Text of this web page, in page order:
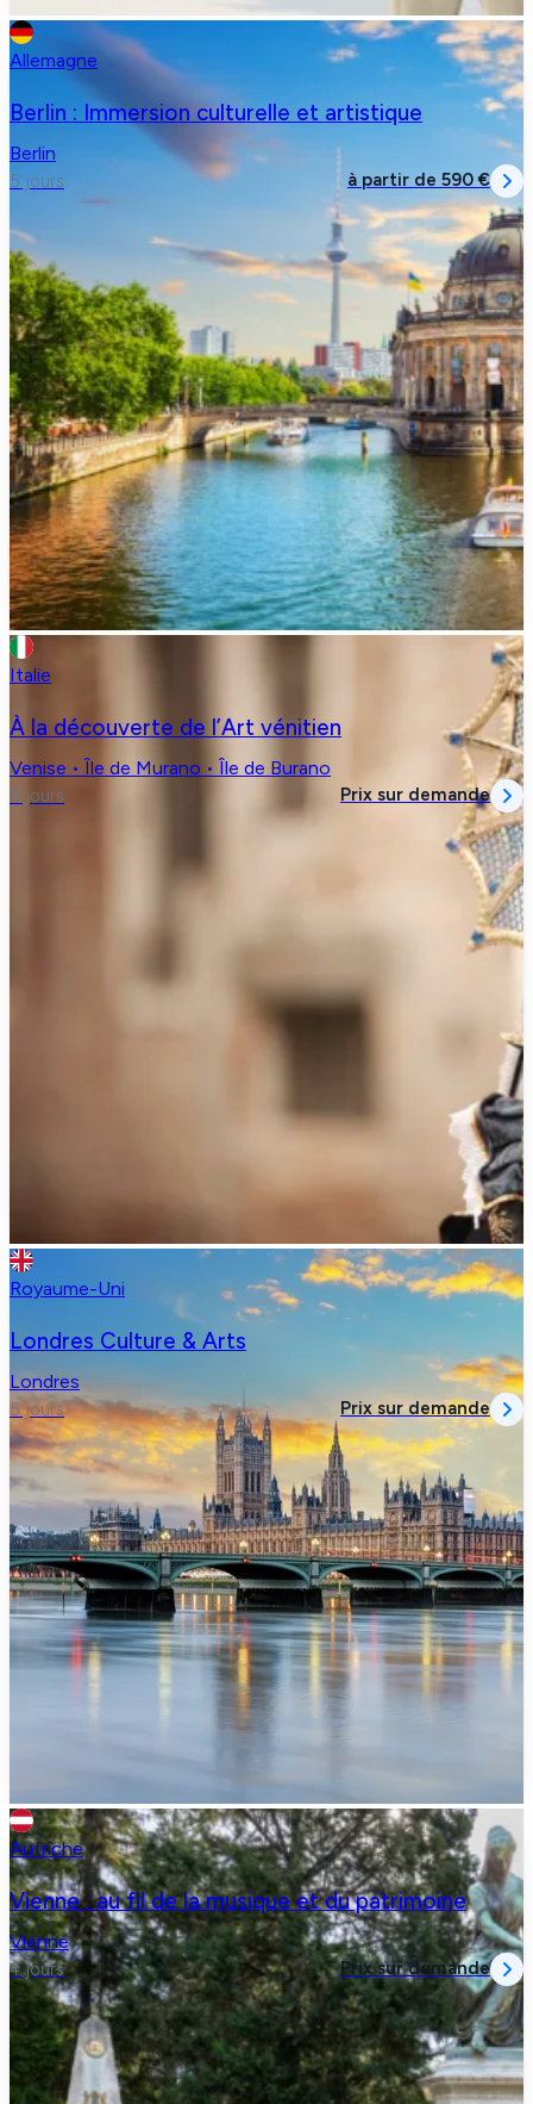
Allemagne
Berlin : Immersion culturelle et artistique
Berlin
5 jours à partir de 590 €
Italie
À la découverte de l’Art vénitien
Venise • Île de Murano • Île de Burano
5 jours Prix sur demande
Royaume-Uni
Londres Culture & Arts
Londres
5 jours Prix sur demande
Autriche
Vienne : au fil de la musique et du patrimoine
Vienne
4 jours Prix sur demande